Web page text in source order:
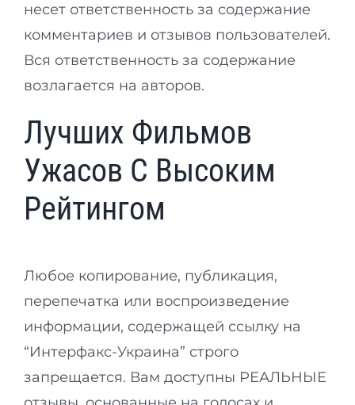
несет ответственность за содержание
комментариев и отзывов пользователей.
Вся ответственность за содержание
возлагается на авторов.
Лучших Фильмов
Ужасов С Высоким
Рейтингом
Любое копирование, публикация,
перепечатка или воспроизведение
информации, содержащей ссылку на
“Интерфакс-Украина” строго
запрещается. Вам доступны РЕАЛЬНЫЕ